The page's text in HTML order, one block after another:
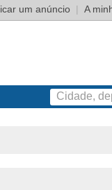
um anúncio | A